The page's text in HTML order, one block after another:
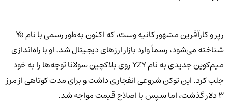
رپر و کارآفرین مشهور کانیه وست، که اکنون به‌طور رسمی با نام Ye
شناخته می‌شود، رسماً وارد بازار ارزهای دیجیتال شد. او با راه‌اندازی
میم‌کوین جدیدی به نام YZY روی بلاکچین سولانا توجه‌ها را به خود
جلب کرد. این توکن شروعی انفجاری داشت و برای مدت کوتاهی از مرز
۳ دلار گذشت، اما سپس با اصلاح قیمت مواجه شد.